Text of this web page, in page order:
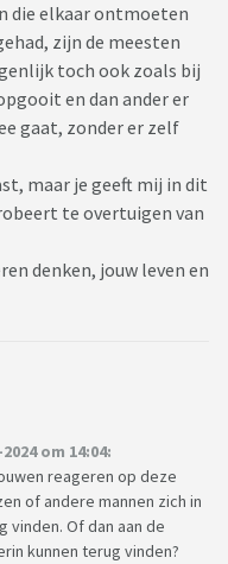
die elkaar ontmoeten
zijn de meesten
toch ook zoals bij
en dan ander er
gaat, zonder er zelf
maar je geeft mij in dit
te overtuigen van
denken, jouw leven en
om 14:04:
reageren op deze
of andere mannen zich in
vinden. Of dan aan de
kunnen terug vinden?